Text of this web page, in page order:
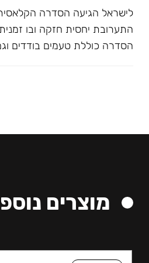
לישראל הגיעה הסדרה
התערובת יחסית חזקה ובו
הסדרה כוללת טעמים בודדים
מוצרים